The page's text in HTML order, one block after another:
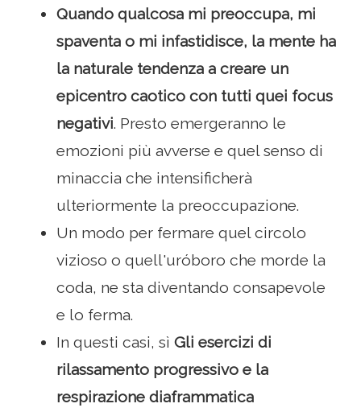
Quando qualcosa mi preoccupa, mi
spaventa o mi infastidisce, la mente ha
la naturale tendenza a creare un
epicentro caotico con tutti quei focus
negativi. Presto emergeranno le
emozioni più avverse e quel senso di
minaccia che intensificherà
ulteriormente la preoccupazione.
Un modo per fermare quel circolo
vizioso o quell'uróboro che morde la
coda, ne sta diventando consapevole
e lo ferma.
In questi casi, sì Gli esercizi di
rilassamento progressivo e la
respirazione diaframmatica